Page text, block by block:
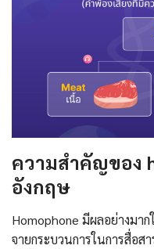
ความสําคัญของ
อังกฤษ
Homophone มีผลอย่างมา
จายกระบวนการในการสื่อส